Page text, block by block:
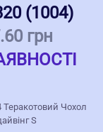
(1004)
грн
Теракотовий Чохол
S